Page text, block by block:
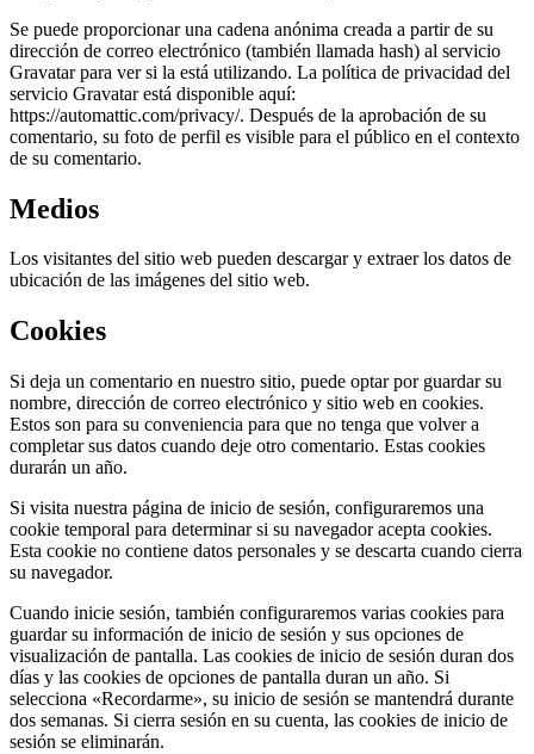
Se puede proporcionar una cadena anónima creada a partir de su
dirección de correo electrónico (también llamada hash) al servicio
Gravatar para ver si la está utilizando. La política de privacidad del
servicio Gravatar está disponible aquí:
https://automattic.com/privacy/. Después de la aprobación de su
comentario, su foto de perfil es visible para el público en el contexto
de su comentario.
Medios
Los visitantes del sitio web pueden descargar y extraer los datos de
ubicación de las imágenes del sitio web.
Cookies
Si deja un comentario en nuestro sitio, puede optar por guardar su
nombre, dirección de correo electrónico y sitio web en cookies.
Estos son para su conveniencia para que no tenga que volver a
completar sus datos cuando deje otro comentario. Estas cookies
durarán un año.
Si visita nuestra página de inicio de sesión, configuraremos una
cookie temporal para determinar si su navegador acepta cookies.
Esta cookie no contiene datos personales y se descarta cuando cierra
su navegador.
Cuando inicie sesión, también configuraremos varias cookies para
guardar su información de inicio de sesión y sus opciones de
visualización de pantalla. Las cookies de inicio de sesión duran dos
días y las cookies de opciones de pantalla duran un año. Si
selecciona «Recordarme», su inicio de sesión se mantendrá durante
dos semanas. Si cierra sesión en su cuenta, las cookies de inicio de
sesión se eliminarán.